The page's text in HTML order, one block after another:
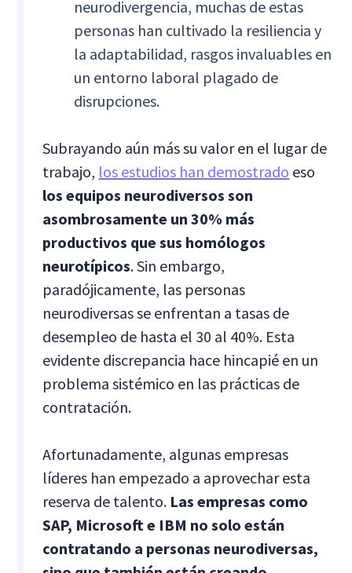
neurodivergencia, muchas de estas
personas han cultivado la resiliencia y
la adaptabilidad, rasgos invaluables en
un entorno laboral plagado de
disrupciones.
Subrayando aún más su valor en el lugar de
trabajo, los estudios han demostrado eso
los equipos neurodiversos son
asombrosamente un 30% más
productivos que sus homólogos
neurotípicos. Sin embargo,
paradójicamente, las personas
neurodiversas se enfrentan a tasas de
desempleo de hasta el 30 al 40%. Esta
evidente discrepancia hace hincapié en un
problema sistémico en las prácticas de
contratación.
Afortunadamente, algunas empresas
líderes han empezado a aprovechar esta
reserva de talento. Las empresas como
SAP, Microsoft e IBM no solo están
contratando a personas neurodiversas,